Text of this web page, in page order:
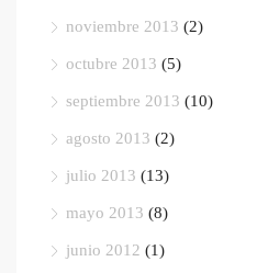
noviembre 2013 (2)
octubre 2013 (5)
septiembre 2013 (10)
agosto 2013 (2)
julio 2013 (13)
mayo 2013 (8)
junio 2012 (1)